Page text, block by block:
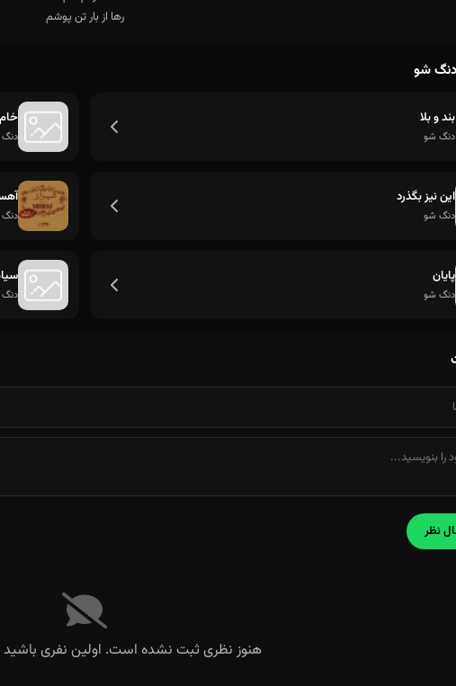
رها از بار تن پوشم
دنگ شو
بند و بلا
دنگ شو
این نیز بگذرد
دنگ شو
پایان
دنگ شو
نظر
هنوز نظری ثبت نشده است. اولین نفری